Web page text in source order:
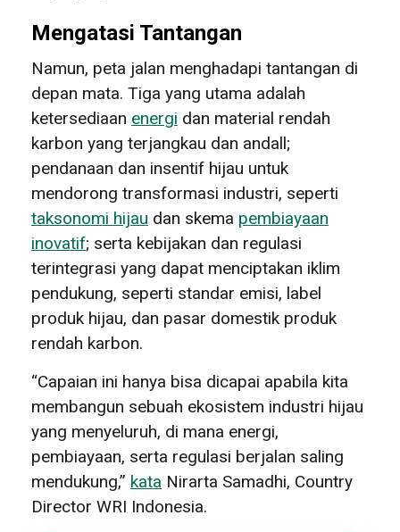
Mengatasi Tantangan
Namun, peta jalan menghadapi tantangan di
depan mata. Tiga yang utama adalah
ketersediaan energi dan material rendah
karbon yang terjangkau dan andall;
pendanaan dan insentif hijau untuk
mendorong transformasi industri, seperti
taksonomi hijau dan skema pembiayaan
inovatif; serta kebijakan dan regulasi
terintegrasi yang dapat menciptakan iklim
pendukung, seperti standar emisi, label
produk hijau, dan pasar domestik produk
rendah karbon.
“Capaian ini hanya bisa dicapai apabila kita
membangun sebuah ekosistem industri hijau
yang menyeluruh, di mana energi,
pembiayaan, serta regulasi berjalan saling
mendukung,” kata Nirarta Samadhi, Country
Director WRI Indonesia.